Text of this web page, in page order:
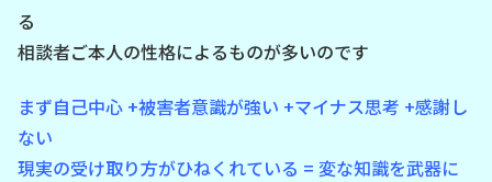
る
相談者ご本人の性格によるものが多いのです
まず自己中心 +被害者意識が強い +マイナス思考 +感謝し
ない
現実の受け取り方がひねくれている = 変な知識を武器に